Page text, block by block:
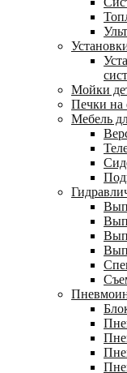
Мойки
Печки на
Мебель